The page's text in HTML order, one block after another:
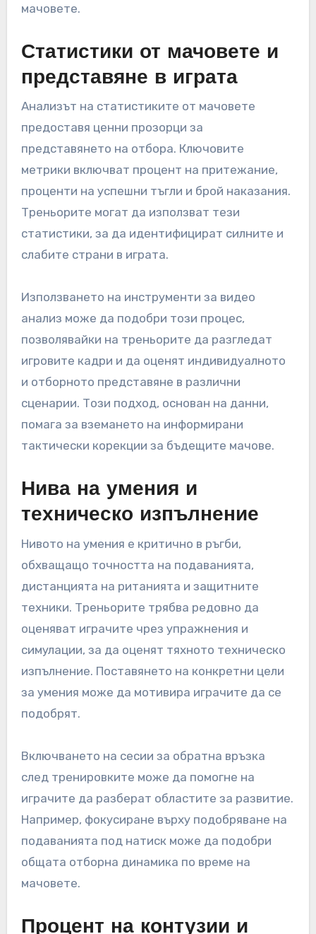
мачовете.
Статистики от мачовете и
представяне в играта
Анализът на статистиките от мачовете
предоставя ценни прозорци за
представянето на отбора. Ключовите
метрики включват процент на притежание,
проценти на успешни тъгли и брой наказания.
Треньорите могат да използват тези
статистики, за да идентифицират силните и
слабите страни в играта.
Използването на инструменти за видео
анализ може да подобри този процес,
позволявайки на треньорите да разгледат
игровите кадри и да оценят индивидуалното
и отборното представяне в различни
сценарии. Този подход, основан на данни,
помага за вземането на информирани
тактически корекции за бъдещите мачове.
Нива на умения и
техническо изпълнение
Нивото на умения е критично в ръгби,
обхващащо точността на подаванията,
дистанцията на ританията и защитните
техники. Треньорите трябва редовно да
оценяват играчите чрез упражнения и
симулации, за да оценят тяхното техническо
изпълнение. Поставянето на конкретни цели
за умения може да мотивира играчите да се
подобрят.
Включването на сесии за обратна връзка
след тренировките може да помогне на
играчите да разберат областите за развитие.
Например, фокусиране върху подобряване на
подаванията под натиск може да подобри
общата отборна динамика по време на
мачовете.
Процент на контузии и